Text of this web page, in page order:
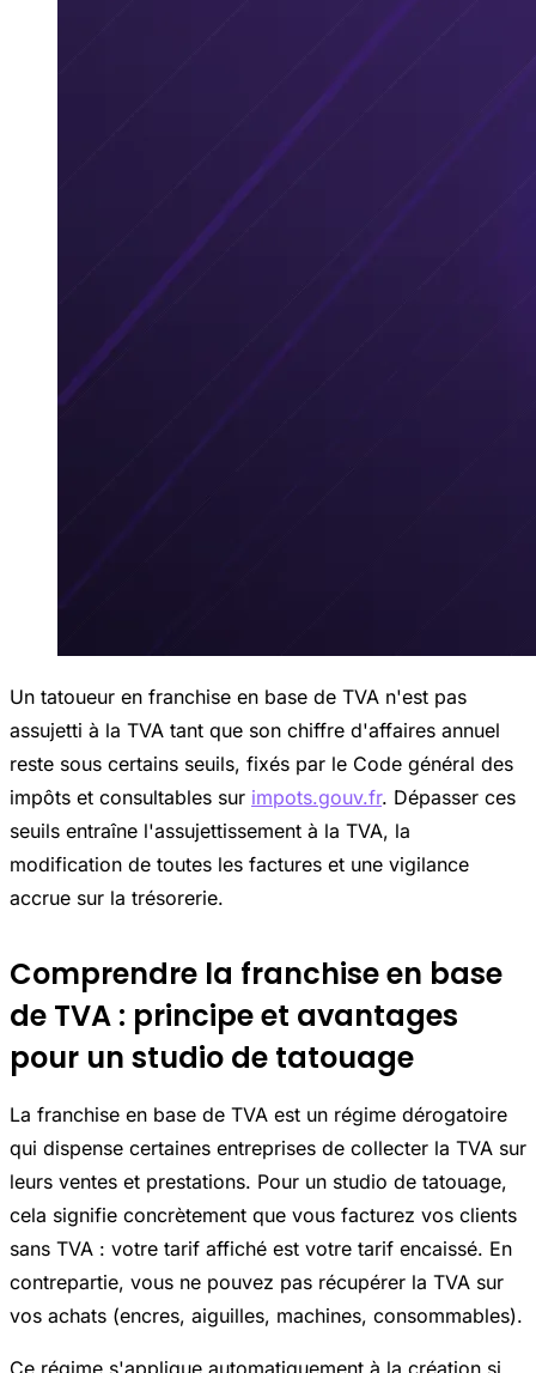
Un tatoueur en franchise en base de TVA n'est pas
assujetti à la TVA tant que son chiffre d'affaires annuel
reste sous certains seuils, fixés par le Code général des
impôts et consultables sur impots.gouv.fr. Dépasser ces
seuils entraîne l'assujettissement à la TVA, la
modification de toutes les factures et une vigilance
accrue sur la trésorerie.
Comprendre la franchise en base
de TVA : principe et avantages
pour un studio de tatouage
La franchise en base de TVA est un régime dérogatoire
qui dispense certaines entreprises de collecter la TVA sur
leurs ventes et prestations. Pour un studio de tatouage,
cela signifie concrètement que vous facturez vos clients
sans TVA : votre tarif affiché est votre tarif encaissé. En
contrepartie, vous ne pouvez pas récupérer la TVA sur
vos achats (encres, aiguilles, machines, consommables).
Ce régime s'applique automatiquement à la création si